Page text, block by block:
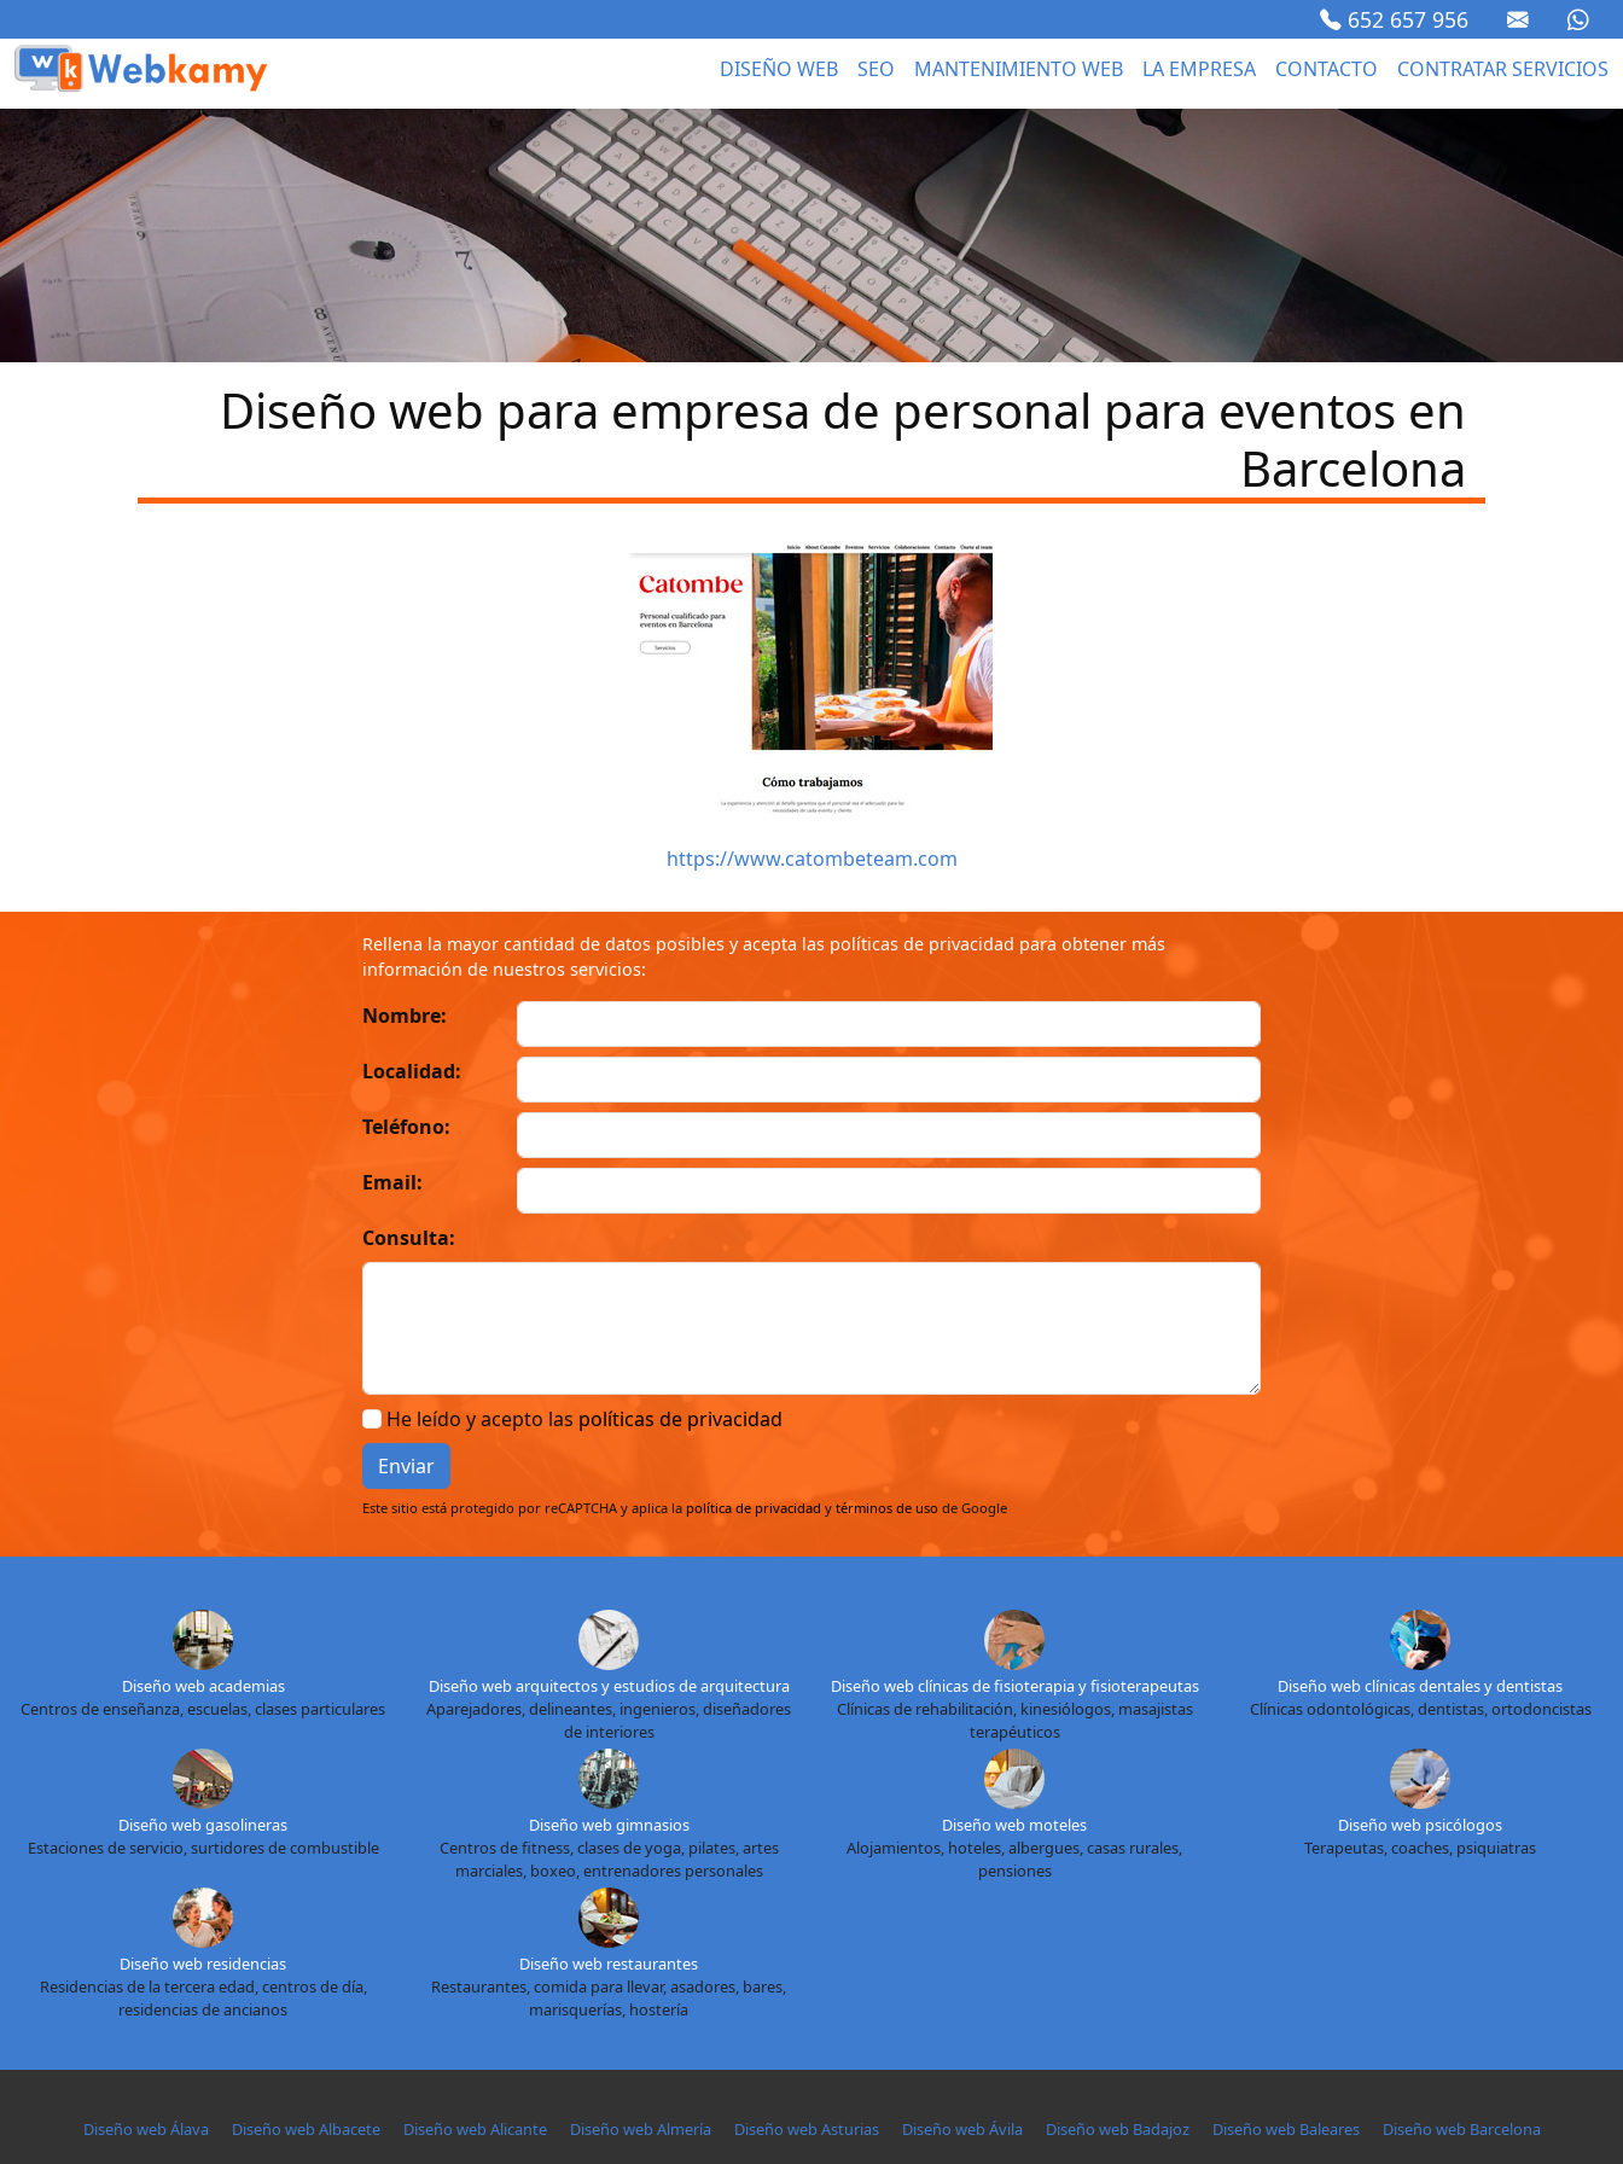
652 657 956
DISEÑO WEB SEO MANTENIMIENTO WEB LA EMPRESA CONTACTO CONTRATAR SERVICIOS
Diseño web para empresa de personal para eventos en
Barcelona
https://www.catombeteam.com
Rellena la mayor cantidad de datos posibles y acepta las políticas de privacidad para obtener más
información de nuestros servicios:
Nombre:
Localidad:
Teléfono:
Email:
Consulta:
He leído y acepto las políticas de privacidad
Enviar
Este sitio está protegido por reCAPTCHA y aplica la política de privacidad y términos de uso de Google
Diseño web academias
Centros de enseñanza, escuelas, clases particulares
Diseño web arquitectos y estudios de arquitectura
Aparejadores, delineantes, ingenieros, diseñadores
de interiores
Diseño web clínicas de fisioterapia y fisioterapeutas
Clínicas de rehabilitación, kinesiólogos, masajistas
terapéuticos
Diseño web clínicas dentales y dentistas
Clínicas odontológicas, dentistas, ortodoncistas
Diseño web gasolineras
Estaciones de servicio, surtidores de combustible
Diseño web gimnasios
Centros de fitness, clases de yoga, pilates, artes
marciales, boxeo, entrenadores personales
Diseño web moteles
Alojamientos, hoteles, albergues, casas rurales,
pensiones
Diseño web psicólogos
Terapeutas, coaches, psiquiatras
Diseño web residencias
Residencias de la tercera edad, centros de día,
residencias de ancianos
Diseño web restaurantes
Restaurantes, comida para llevar, asadores, bares,
marisquerías, hostería
Diseño web Álava Diseño web Albacete Diseño web Alicante Diseño web Almería Diseño web Asturias Diseño web Ávila Diseño web Badajoz Diseño web Baleares
Diseño web Barcelona